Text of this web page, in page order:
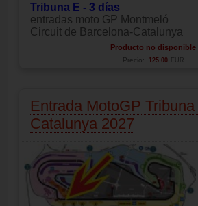
Tribuna E - 3 días
entradas moto GP Montmeló
Circuit de Barcelona-Catalunya
Producto no disponible
Precio: 125.00 EUR
Entrada MotoGP Tribuna
Catalunya 2027